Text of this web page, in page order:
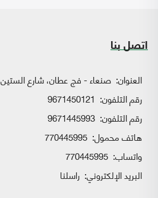
اتصل بنا
العنوان: صنعاء - فج عطان، شارع الستين
رقم التلفون: 9671450121
رقم التلفون: 9671445993
هاتف محمول: 770445995
واتساب:
البريد الإلكتروني: راسلنا